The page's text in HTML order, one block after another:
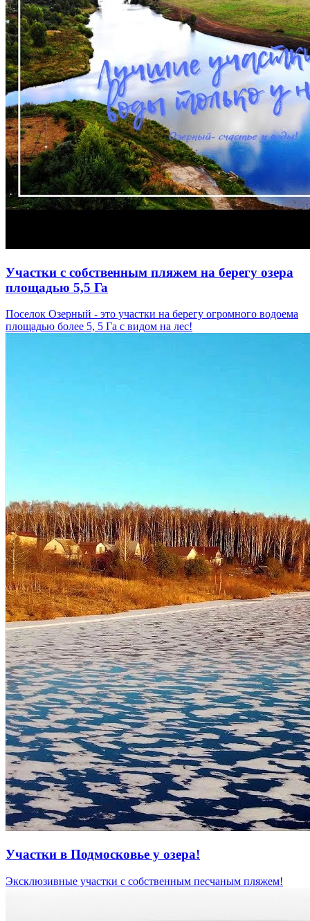
Участки с собственным пляжем на берегу озера
площадью 5,5 Га
Поселок Озерный - это участки на берегу огромного водоема
площадью более 5, 5 Га с видом на лес!
Участки в Подмосковье у озера!
Эксклюзивные участки с собственным песчаным пляжем!